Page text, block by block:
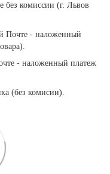
комиссии (г. Львов
Почте - наложенный
- наложенный платеж
(без комисии).